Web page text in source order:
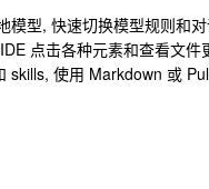
型, 快速切换模型规则和
点击各种元素和查看文
使用 Markdown 或